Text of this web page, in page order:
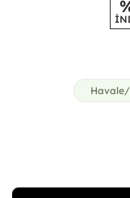
Havale/